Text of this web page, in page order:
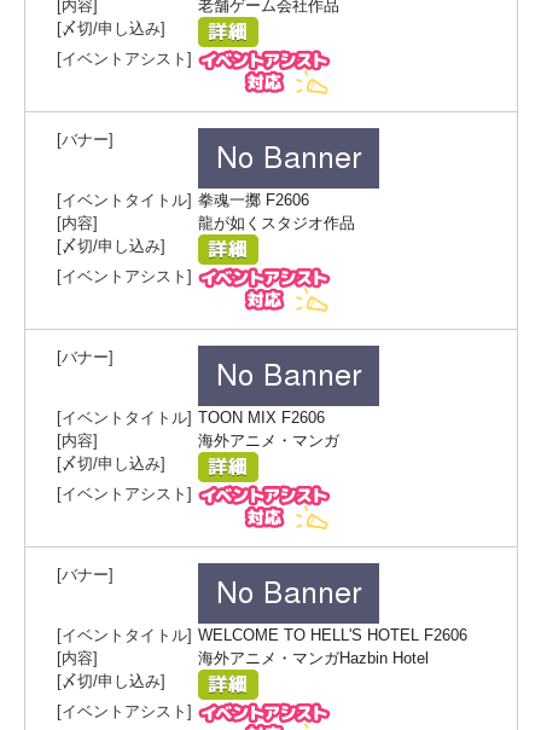
老舗ゲーム会社作品
拳魂一擲 F2606
龍が如くスタジオ作品
TOON MIX F2606
海外アニメ・マンガ
WELCOME TO HELL'S HOTEL F2606
海外アニメ・マンガHazbin Hotel